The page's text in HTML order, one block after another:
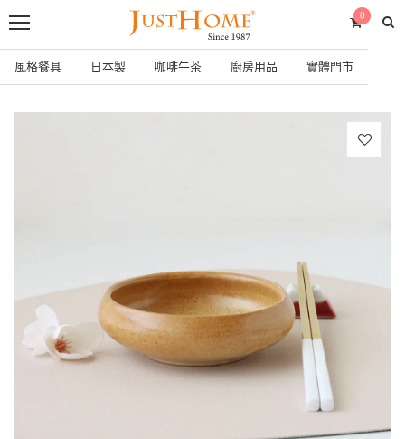
0
風格餐具 日本製 咖啡午茶 廚房用品 實體門市